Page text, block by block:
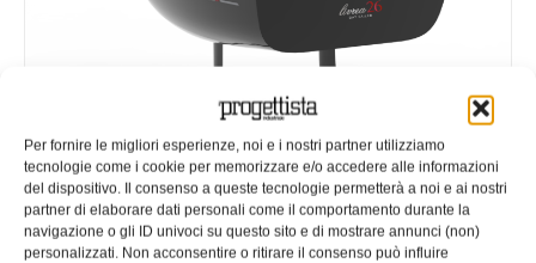
Per fornire le migliori esperienze, noi e i nostri partner utilizziamo
tecnologie come i cookie per memorizzare e/o accedere alle informazioni
del dispositivo. Il consenso a queste tecnologie permetterà a noi e ai nostri
partner di elaborare dati personali come il comportamento durante la
navigazione o gli ID univoci su questo sito e di mostrare annunci (non)
personalizzati. Non acconsentire o ritirare il consenso può influire
Seminario sulla fabbricazione
additiva nei settori navale e nautico
Additive manufacturing in campo navale e nautico è il
titolo del seminario a partecipazione gratuita (per gli
ingeneri che faranno